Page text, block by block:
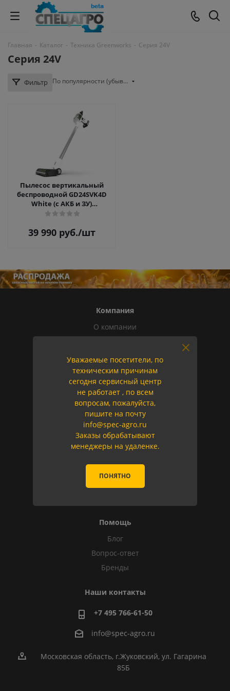
Главная - Каталог - Техника Greenworks - Серия 24V
Серия 24V
Фильтр По популярности (убывание)
Пылесос вертикальный
беспроводной GD24SVK4D
White (с АКБ и ЗУ)
Geenworks 4701107UB
39 990руб./шт
Компания
О компании
Политика
Оферта
Информация
Помощь
Условия оплаты
Гарантия на товар
Помощь
Блог
Вопрос-ответ
Бренды
Наши контакты
+7 495 766-61-50
info@spec-agro.ru
Московская область, г.Жуковский, ул. Гагарина
85Б
Уважаемые посетители, по
техническим причинам
сегодня сервисный центр
не работает , по всем
вопросам, пожалуйста,
пишите на почту
info@spec-agro.ru
Заказы обрабатывают
менеджеры на удаленке.
ПОНЯТНО